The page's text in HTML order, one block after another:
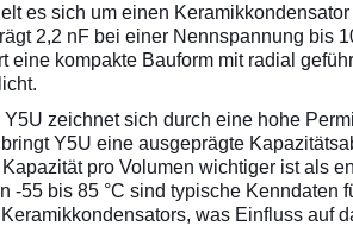
es sich um einen
2,2 nF bei einer Nennspannung bis
eine kompakte Bauform mit radial
zeichnet sich durch eine hohe
Y5U eine ausgeprägte
pro Volumen wichtiger ist als
-55 bis 85 °C sind typische
was Einfluss auf